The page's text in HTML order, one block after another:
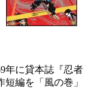
年に貸本誌『忍者
編を「風の巻」